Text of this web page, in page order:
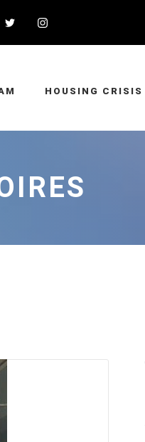
HOUSING CRISIS
EUROPE HAS
BUT IT